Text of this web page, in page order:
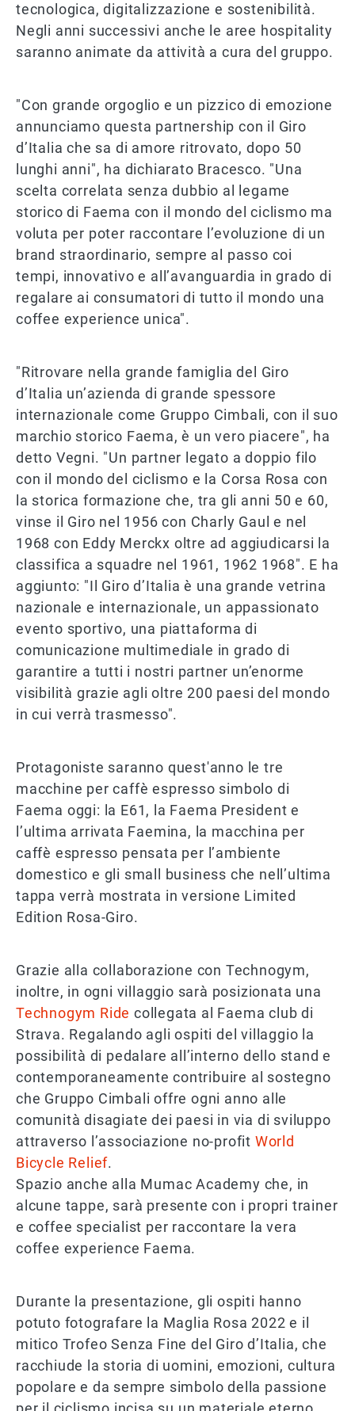
tecnologica, digitalizzazione e sostenibilità.
Negli anni successivi anche le aree hospitality
saranno animate da attività a cura del gruppo.
"Con grande orgoglio e un pizzico di emozione
annunciamo questa partnership con il Giro
d’Italia che sa di amore ritrovato, dopo 50
lunghi anni", ha dichiarato Bracesco. "Una
scelta correlata senza dubbio al legame
storico di Faema con il mondo del ciclismo ma
voluta per poter raccontare l’evoluzione di un
brand straordinario, sempre al passo coi
tempi, innovativo e all’avanguardia in grado di
regalare ai consumatori di tutto il mondo una
coffee experience unica".
"Ritrovare nella grande famiglia del Giro
d’Italia un’azienda di grande spessore
internazionale come Gruppo Cimbali, con il suo
marchio storico Faema, è un vero piacere", ha
detto Vegni. "Un partner legato a doppio filo
con il mondo del ciclismo e la Corsa Rosa con
la storica formazione che, tra gli anni 50 e 60,
vinse il Giro nel 1956 con Charly Gaul e nel
1968 con Eddy Merckx oltre ad aggiudicarsi la
classifica a squadre nel 1961, 1962 1968". E ha
aggiunto: "Il Giro d’Italia è una grande vetrina
nazionale e internazionale, un appassionato
evento sportivo, una piattaforma di
comunicazione multimediale in grado di
garantire a tutti i nostri partner un’enorme
visibilità grazie agli oltre 200 paesi del mondo
in cui verrà trasmesso".
Protagoniste saranno quest'anno le tre
macchine per caffè espresso simbolo di
Faema oggi: la E61, la Faema President e
l’ultima arrivata Faemina, la macchina per
caffè espresso pensata per l’ambiente
domestico e gli small business che nell’ultima
tappa verrà mostrata in versione Limited
Edition Rosa-Giro.
Grazie alla collaborazione con Technogym,
inoltre, in ogni villaggio sarà posizionata una
Technogym Ride collegata al Faema club di
Strava. Regalando agli ospiti del villaggio la
possibilità di pedalare all’interno dello stand e
contemporaneamente contribuire al sostegno
che Gruppo Cimbali offre ogni anno alle
comunità disagiate dei paesi in via di sviluppo
attraverso l’associazione no-profit World
Bicycle Relief.
Spazio anche alla Mumac Academy che, in
alcune tappe, sarà presente con i propri trainer
e coffee specialist per raccontare la vera
coffee experience Faema.
Durante la presentazione, gli ospiti hanno
potuto fotografare la Maglia Rosa 2022 e il
mitico Trofeo Senza Fine del Giro d’Italia, che
racchiude la storia di uomini, emozioni, cultura
popolare e da sempre simbolo della passione